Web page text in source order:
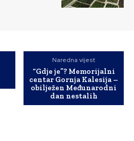
Naredna vijest
“Gdje je”? Memorijalni
centar Gornja Kalesija –
obilježen Međunarodni
dan nestalih